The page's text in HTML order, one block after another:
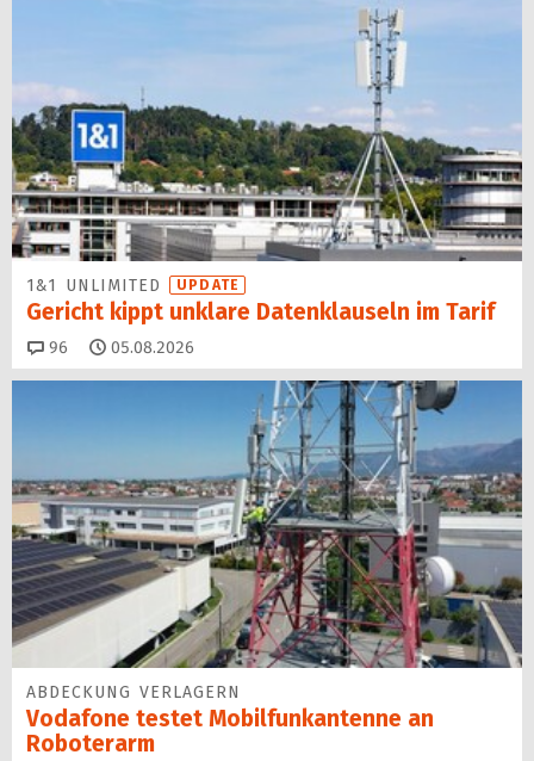
1&1 UNLIMITED UPDATE
Gericht kippt unklare Datenklauseln im Tarif
96 Kommentare
05.08.2026
ABDECKUNG VERLAGERN
Vodafone testet Mobilfunk­antenne an
Roboterarm